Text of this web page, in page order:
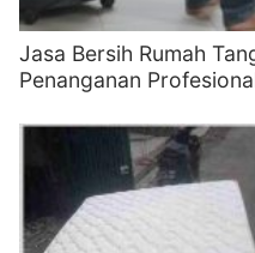
Jasa Bersih Rumah
Penanganan